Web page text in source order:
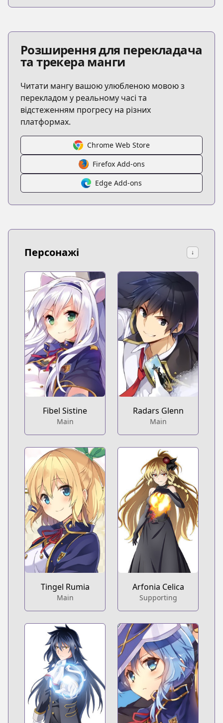
Розширення для перекладача
та трекера манги
Читати мангу вашою улюбленою мовою з
перекладом у реальному часі та
відстеженням прогресу на різних
платформах.
Chrome Web Store
Firefox Add-ons
Edge Add-ons
Персонажі ↓
Fibel Sistine
Main
Radars Glenn
Main
Tingel Rumia
Main
Arfonia Celica
Supporting